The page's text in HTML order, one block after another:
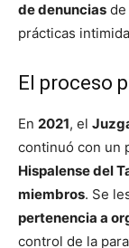
de denuncias de
prácticas
El proceso
En 2021, el
continuó con un
Hispalense del
miembros. Se
pertenencia a
control de la